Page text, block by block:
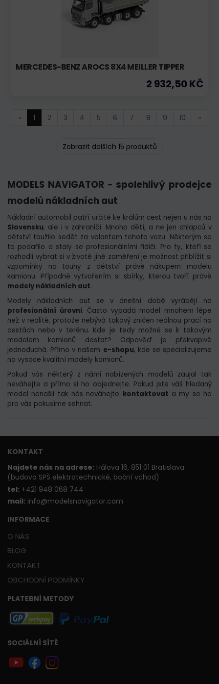
MERCEDES-BENZ AROCS 8X4 MEILLER TIPPER
2 932,50 KČ
« 1 2 3 4 5 6 7 8 9 10 »
Zobrazit dalších 15 produktů
MODELS NAVIGATOR - spolehlivý prodejce
modelů nákladních aut
Nákladní automobil patří určitě ke králům cest nejen u nás na
Slovensku, ale i v zahraničí. Mnoho dětí, a ne jen chlapců v
dětství toužilo sedět za volantem tohoto vozu. Některým se
to podařilo a staly se profesionálními řidiči. Pro ty, kteří se
rozhodli vybrat si v životě jiné zaměření je možnost přiblížit si
vzpomínky na touhy z dětství právě nákupem modelu
kamionu. Případně vytvořením si sbírky, kterou tvoří právě
modely nákladních aut.
Modely nákladních aut se v dnešní době vyrábějí na
profesionální úrovni. Často vypadá model mnohem lépe
než v realitě, protože nebývá takový zničen reálnou prací na
cestách nebo v terénu. Kde je tedy možné se k takovým
modelem kamionů dostat? Odpověď je překvapivě
jednoduchá. Přímo v našem e-shopu, kde se specializujeme
na vysoce kvalitní modely kamionů.
Pokud vás některý z námi nabízených modelů zaujal tak
neváhejte a přímo si ho objednejte. Pokud jste váš hledaný
model nenašli tak nás neváhejte kontaktovat a my se ho
pro vás pokusíme sehnat.
KONTAKT
Najdete nás na adrese: Hálova 16, 851 01 Bratislava
(budova SPŠ elektrotechnické, boční vchod)
tel: +421 948 068 744
mail: info@modelsnavigator.com
INFORMACE
O NÁS
BLOG
KONTAKT
OBCHODNÍ PODMÍNKY
PLATEBNÍ METODY
SOCIÁLNÍ SÍTĚ